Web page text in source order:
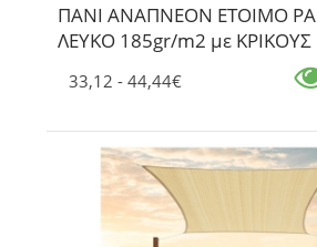
ΠΑΝΙ ΑΝΑΠΝΕΟΝ ΕΤΟΙΜΟ
ΛΕΥΚΟ 185gr/m2 με ΚΡΙΚΟΥΣ
33,12 - 44,44€